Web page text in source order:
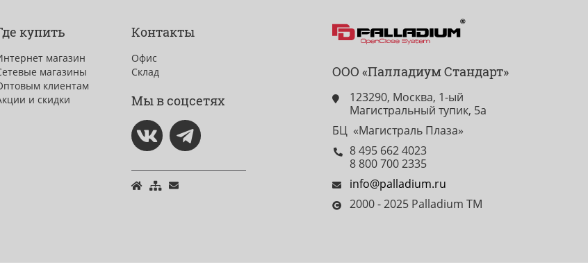
купить
магазин
магазины
клиентам
и скидки
Контакты
Офис
Склад
Мы в соцсетях
ООО «Палладиум Стандарт»
123290, Москва, 1-ый
Магистральный тупик, 5а
БЦ «Магистраль Плаза»
8 495 662 4023
8 800 700 2335
info@palladium.ru
2000 - 2025 Palladium TM